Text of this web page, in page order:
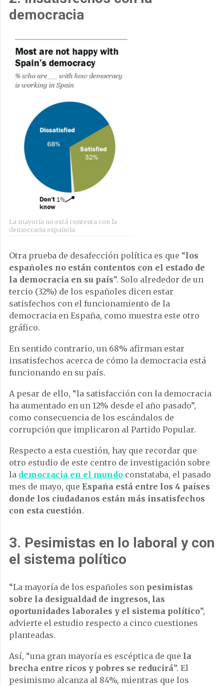
democracia
La mayoría no está contenta con la
democracia española
Otra prueba de desafección política es que “los
españoles no están contentos con el estado de
la democracia en su país”. Solo alrededor de un
tercio (32%) de los españoles dicen estar
satisfechos con el funcionamiento de la
democracia en España, como muestra este otro
gráfico.
En sentido contrario, un 68% afirman estar
insatisfechos acerca de cómo la democracia está
funcionando en su país.
A pesar de ello, “la satisfacción con la democracia
ha aumentado en un 12% desde el año pasado”,
como consecuencia de los escándalos de
corrupción que implicaron al Partido Popular.
Respecto a esta cuestión, hay que recordar que
otro estudio de este centro de investigación sobre
la democracia en el mundo constataba, el pasado
mes de mayo, que España está entre los 4 países
donde los ciudadanos están más insatisfechos
con esta cuestión.
3. Pesimistas en lo laboral y con
el sistema político
“La mayoría de los españoles son pesimistas
sobre la desigualdad de ingresos, las
oportunidades laborales y el sistema político”,
advierte el estudio respecto a cinco cuestiones
planteadas.
Así, “una gran mayoría es escéptica de que la
brecha entre ricos y pobres se reducirá”. El
pesimismo alcanza al 84%, mientras que los